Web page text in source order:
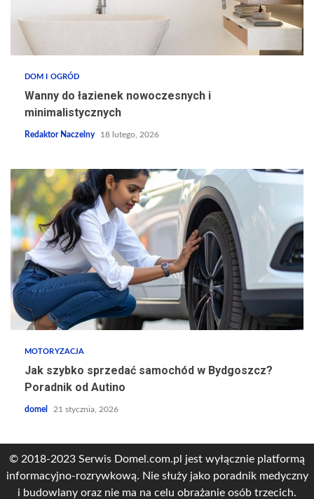
DOM I OGRÓD
Wanny do łazienek nowoczesnych i
minimalistycznych
Redaktor Naczelny 18 lutego, 2026
MOTORYZACJA
Jak szybko sprzedać samochód w Bydgoszcz?
Poradnik od Autino
domel 21 stycznia, 2026
© 2018-2023 Serwis Domel.com.pl jest wyłącznie platformą
informacyjno-rozrywkową. Nie służy jako poradnik medyczny
i budowlany oraz nie ma na celu obrażanie osób trzecich.